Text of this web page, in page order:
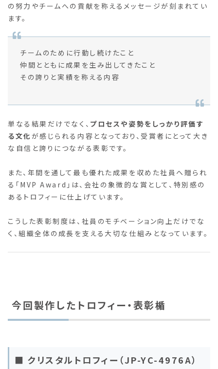
の努力やチームへの貢献を称えるメッセージが刻まれてい
ます。
チームのために行動し続けたこと
仲間とともに成果を生み出してきたこと
その誇りと実績を称える内容
単なる結果だけでなく、 プロセスや姿勢をしっかり評価す
る文化が感じられる内容となっており、受賞者にとって大き
な自信と誇りにつながる表彰です。
また、年間を通して最も優れた成果を収めた社員へ贈られ
る「MVP Award」は、会社の象徴的な賞として、特別感の
あるトロフィーに仕上げています。
こうした表彰制度は、社員のモチベーション向上だけでな
く、組織全体の成長を支える大切な仕組みとなっています。
今回製作したトロフィー・表彰楯
■ クリスタルトロフィー（JP-YC-4976A）